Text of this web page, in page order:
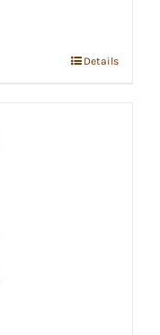
Details